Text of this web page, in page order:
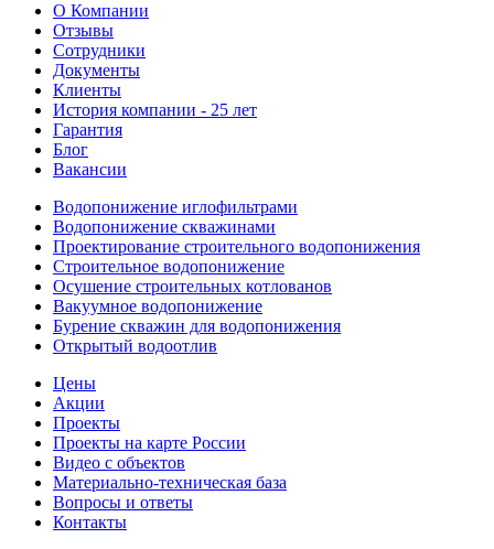
О Компании
Отзывы
Сотрудники
Документы
Клиенты
История компании - 25 лет
Гарантия
Блог
Вакансии
Водопонижение иглофильтрами
Водопонижение скважинами
Проектирование строительного водопонижения
Строительное водопонижение
Осушение строительных котлованов
Вакуумное водопонижение
Бурение скважин для водопонижения
Открытый водоотлив
Цены
Акции
Проекты
Проекты на карте России
Видео с объектов
Материально-техническая база
Вопросы и ответы
Контакты